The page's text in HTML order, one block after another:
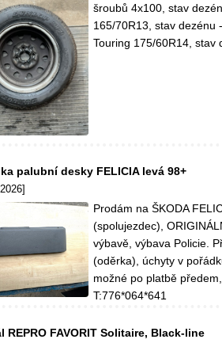
šroubů 4x100, stav
165/70R13, stav dezénu
Touring 175/60R14, stav
palubní desky FELICIA levá 98+
Prodám na ŠKODA
(spolujezdec),
výbavě, výbava Policie.
(oděrka), úchyty v
možné po platbě
T:776*064*641
REPRO FAVORIT Solitaire, Black-line